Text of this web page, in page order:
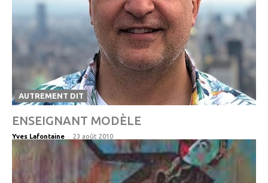
AUTREMENT DIT
ENSEIGNANT MODÈLE
Yves Lafontaine - 23 août 2010